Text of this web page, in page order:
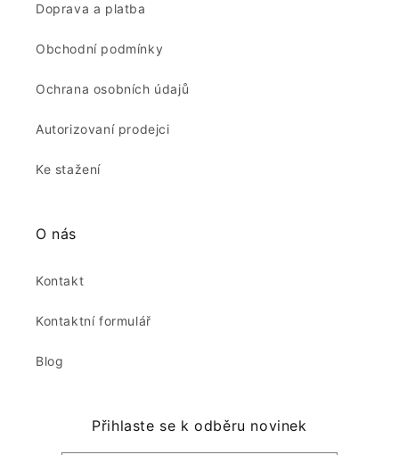
Doprava a platba
Obchodní podmínky
Ochrana osobních údajů
Autorizovaní prodejci
Ke stažení
O nás
Kontakt
Kontaktní formulář
Blog
Přihlaste se k odběru novinek